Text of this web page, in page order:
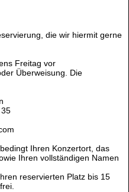
die wir hiermit gerne
Freitag vor
Überweisung. Die
Ihren Konzertort, das
Ihren vollständigen Namen
reservierten Platz bis 15